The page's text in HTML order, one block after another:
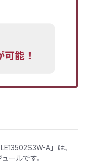
A」は、
ールです。